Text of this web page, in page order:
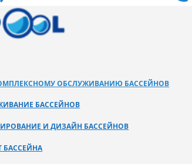
ОБСЛУЖИВАНИЮ БАССЕЙНОВ
БАССЕЙНОВ
И ДИЗАЙН БАССЕЙНОВ
БАССЕЙНА